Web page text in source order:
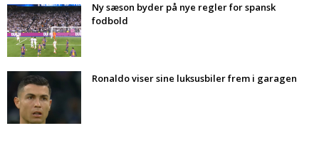
Ny sæson byder på nye regler for spansk
fodbold
Ronaldo viser sine luksusbiler frem i garagen